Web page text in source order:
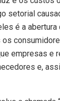
setorial
é a
os
empresas e
e,